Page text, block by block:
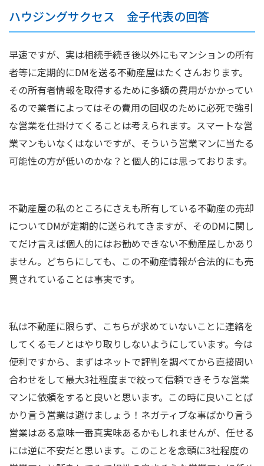
ハウジングサクセス 金子代表の回答
早速ですが、実は相続手続き後以外にもマンションの所有
者等に定期的にDMを送る不動産屋はたくさんおります。
その所有者情報を取得するために多額の費用がかかってい
るので業者によってはその費用の回収のために必死で強引
な営業を仕掛けてくることは考えられます。スマートな営
業マンもいなくはないですが、そういう営業マンに当たる
可能性の方が低いのかな？と個人的には思っております。
不動産屋の私のところにさえも所有している不動産の売却
についてDMが定期的に送られてきますが、そのDMに関し
てだけ言えば個人的にはお勧めできない不動産屋しかあり
ません。どちらにしても、この不動産情報が合法的にも売
買されていることは事実です。
私は不動産に限らず、こちらが求めていないことに連絡を
してくるモノとはやり取りしないようにしています。今は
便利ですから、まずはネットで評判を調べてから直接問い
合わせをして最大3社程度まで絞って信頼できそうな営業
マンに依頼をすると良いと思います。この時に良いことば
かり言う営業は避けましょう！ネガティブな事ばかり言う
営業はある意味一番真実味あるかもしれませんが、任せる
には逆に不安だと思います。このことを念頭に3社程度の